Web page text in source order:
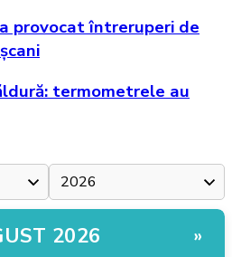
provocat întreruperi de
termometrele au
2026 »